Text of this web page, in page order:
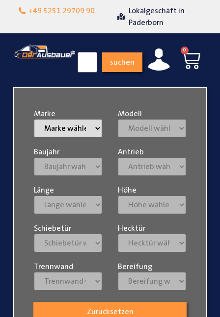
+49 5251 29709 90
Lokalgeschäft in
Über 15 Jahre
suchen
0
Marke Modell
Baujahr Antrieb
Länge Höhe
Schiebetür Hecktür
Trennwand Bereifung
Zurücksetzen